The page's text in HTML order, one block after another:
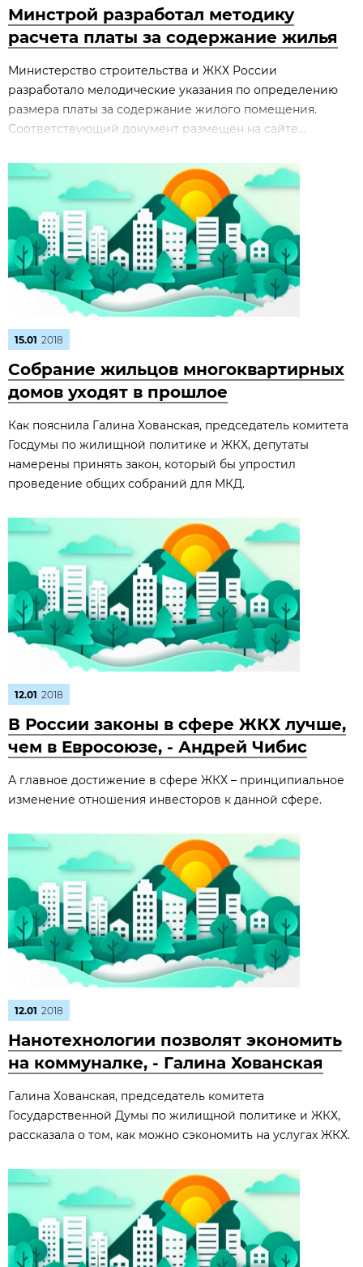
Минстрой разработал методику
расчета платы за содержание жилья
Министерство строительства и ЖКХ России
разработало мелодические указания по определению
размера платы за содержание жилого помещения.
Соответствующий документ размещен на сайте...
15.01 2018
Собрание жильцов многоквартирных
домов уходят в прошлое
Как пояснила Галина Хованская, председатель комитета
Госдумы по жилищной политике и ЖКХ, депутаты
намерены принять закон, который бы упростил
проведение общих собраний для МКД.
12.01 2018
В России законы в сфере ЖКХ лучше,
чем в Евросоюзе, - Андрей Чибис
А главное достижение в сфере ЖКХ – принципиальное
изменение отношения инвесторов к данной сфере.
12.01 2018
Нанотехнологии позволят экономить
на коммуналке, - Галина Хованская
Галина Хованская, председатель комитета
Государственной Думы по жилищной политике и ЖКХ,
рассказала о том, как можно сэкономить на услугах ЖКХ.